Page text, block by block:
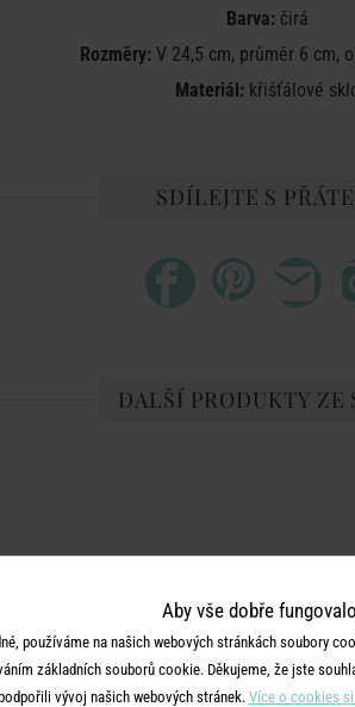
Barva:čirá
Rozměry: V 24,5 cm, průměr 6 cm,
Materiál:křišťálové
SDÍLEJTE S
DALŠÍ PRODUKTY ZE
Aby vše dobře
používáme na našich webových stránkách soubory
základních souborů cookie. Děkujeme, že jste
vývoj našich webových stránek. Více o cookies